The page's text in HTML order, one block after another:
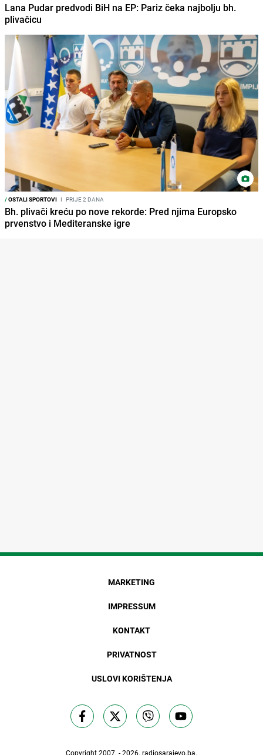
Lana Pudar predvodi BiH na EP: Pariz čeka najbolju bh.
plivačicu
/OSTALI SPORTOVI I PRIJE 2 DANA
Bh. plivači kreću po nove rekorde: Pred njima Europsko
prvenstvo i Mediteranske igre
MARKETING
IMPRESSUM
KONTAKT
PRIVATNOST
USLOVI KORIŠTENJA
Copyright 2007. - 2026. radiosarajevo.ba.